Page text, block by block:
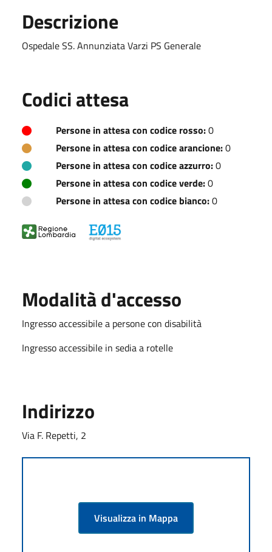
Descrizione
Ospedale SS. Annunziata Varzi PS Generale
Codici attesa
Persone in attesa con codice rosso:0
Persone in attesa con codice arancione:0
Persone in attesa con codice azzurro:0
Persone in attesa con codice verde:0
Persone in attesa con codice bianco:0
Modalità d'accesso
Ingresso accessibile a persone con disabilità
Ingresso accessibile in sedia a rotelle
Indirizzo
Via F. Repetti, 2
Visualizza in Mappa